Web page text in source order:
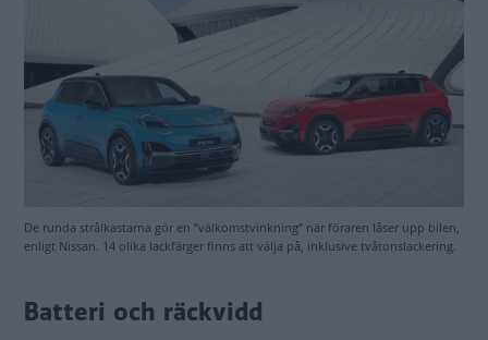
De runda strålkastarna gör en ”välkomstvinkning” när föraren låser upp bilen,
enligt Nissan. 14 olika lackfärger finns att välja på, inklusive tvåtonslackering.
Batteri och räckvidd